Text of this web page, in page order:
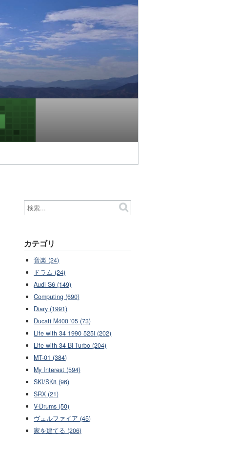
カテゴリ
音楽 (24)
ドラム (24)
Audi S6 (149)
Computing (690)
Diary (1991)
Ducati M400 '05 (73)
Life with 34 1990 525i (202)
Life with 34 Bi-Turbo (204)
MT-01 (384)
My Interest (594)
SKI/SK8 (96)
SRX (21)
V-Drums (50)
ヴェルファイア (45)
家を建てる (206)